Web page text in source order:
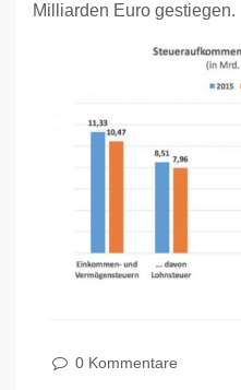
Milliarden Euro gestiegen.
0 Kommentare